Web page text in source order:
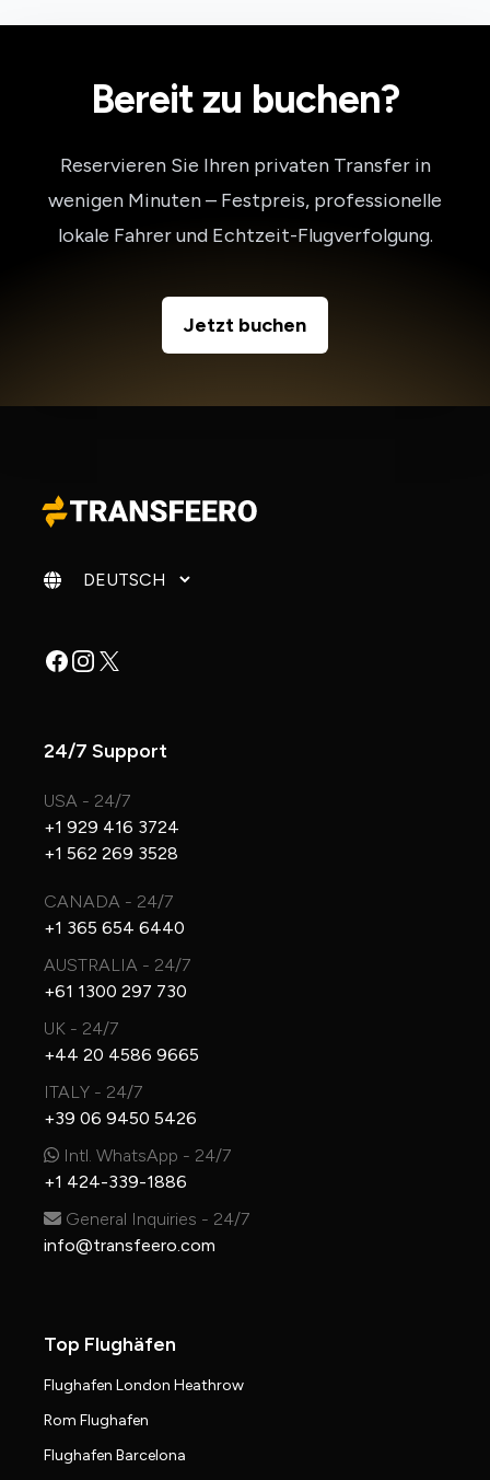
Bereit zu buchen?
Reservieren Sie Ihren privaten Transfer in
wenigen Minuten – Festpreis, professionelle
lokale Fahrer und Echtzeit-Flugverfolgung.
Jetzt buchen
Sprache ändern
Facebook
Instagram
X
24/7 Support
USA - 24/7
+1 929 416 3724
+1 562 269 3528
CANADA - 24/7
+1 365 654 6440
AUSTRALIA - 24/7
+61 1300 297 730
UK - 24/7
+44 20 4586 9665
ITALY - 24/7
+39 06 9450 5426
Intl. WhatsApp - 24/7
+1 424-339-1886
General Inquiries - 24/7
info@transfeero.com
Top Flughäfen
Flughafen London Heathrow
Rom Flughafen
Flughafen Barcelona